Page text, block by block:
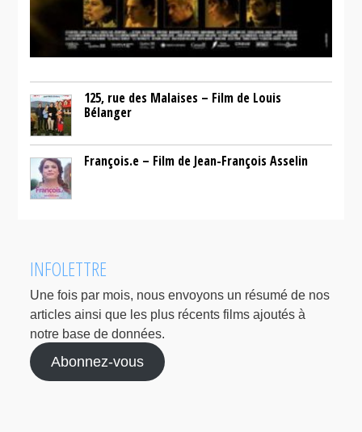
125, rue des Malaises – Film de Louis
Bélanger
François.e – Film de Jean-François Asselin
INFOLETTRE
Une fois par mois, nous envoyons un résumé de nos
articles ainsi que les plus récents films ajoutés à
notre base de données.
Abonnez-vous